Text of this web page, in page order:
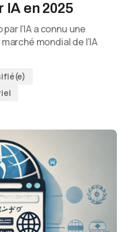
IA en 2025
l’IA a connu une
mondial de l’IA